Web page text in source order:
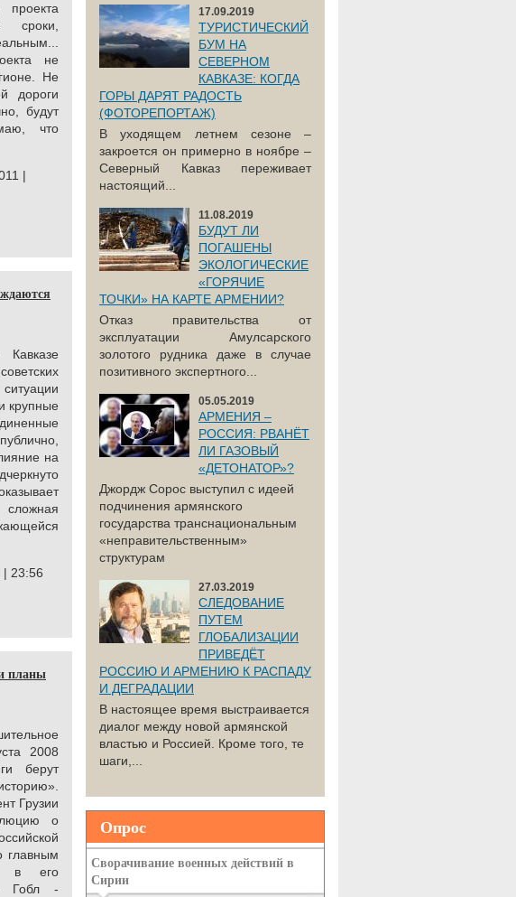
сроки,
не
Не
дороги
будут
что
|
крупные
на
| 23:56
планы
2008
берут
Грузии
о
главным
в его
Гобл -
17.09.2019
ТУРИСТИЧЕСКИЙ
БУМ НА
СЕВЕРНОМ
КАВКАЗЕ: КОГДА
ГОРЫ ДАРЯТ РАДОСТЬ
(ФОТОРЕПОРТАЖ)
В уходящем летнем сезоне –
закроется он примерно в ноябре –
Северный Кавказ переживает
настоящий...
11.08.2019
БУДУТ ЛИ
ПОГАШЕНЫ
ЭКОЛОГИЧЕСКИЕ
«ГОРЯЧИЕ
ТОЧКИ» НА КАРТЕ АРМЕНИИ?
Отказ правительства от
эксплуатации Амулсарского
золотого рудника даже в случае
позитивного экспертного...
05.05.2019
АРМЕНИЯ –
РОССИЯ: РВАНЁТ
ЛИ ГАЗОВЫЙ
«ДЕТОНАТОР»?
Джордж Сорос выступил с идеей
подчинения армянского
государства транснациональным
«неправительственным»
структурам
27.03.2019
СЛЕДОВАНИЕ
ПУТЕМ
ГЛОБАЛИЗАЦИИ
ПРИВЕДЁТ
РОССИЮ И АРМЕНИЮ К РАСПАДУ
И ДЕГРАДАЦИИ
В настоящее время выстраивается
диалог между новой армянской
властью и Россией. Кроме того, те
шаги,...
Опрос
Сворачивание военных действий в
Сирии